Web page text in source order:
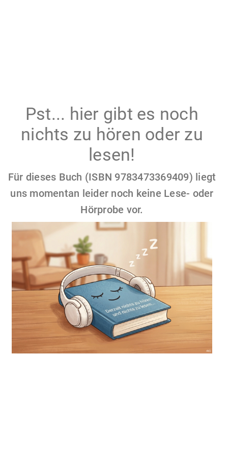
Pst... hier gibt es noch
nichts zu hören oder zu
lesen!
Für dieses Buch (ISBN 9783473369409) liegt
uns momentan leider noch keine Lese- oder
Hörprobe vor.